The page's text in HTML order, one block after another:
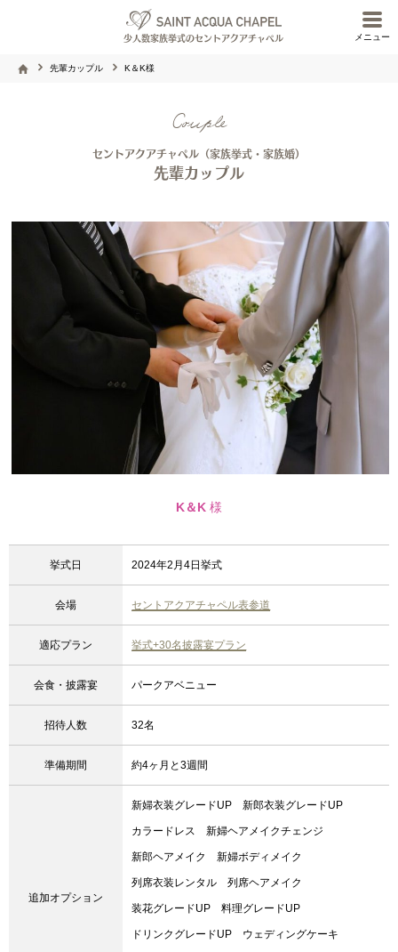
メニュー
少人数家族挙式のセントアクアチャペル
先輩カップル K＆K様
Couple
セントアクアチャペル（家族挙式・家族婚）
先輩カップル
K＆K 様
挙式日 2024年2月4日挙式
会場 セントアクアチャペル表参道
適応プラン 挙式+30名披露宴プラン
会食・披露宴 パークアベニュー
招待人数 32名
準備期間 約4ヶ月と3週間
追加オプション
新婦衣装グレードUP 新郎衣装グレードUP
カラードレス 新婦ヘアメイクチェンジ
新郎ヘアメイク 新婦ボディメイク
列席衣装レンタル 列席ヘアメイク
装花グレードUP 料理グレードUP
ドリンクグレードUP ウェディングケーキ